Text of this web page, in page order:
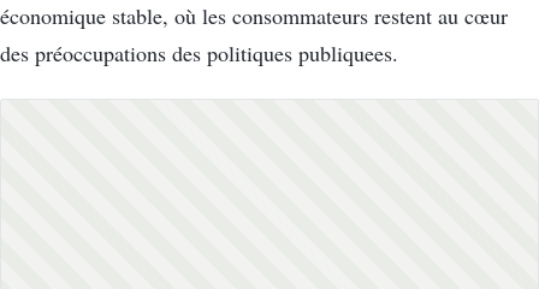
économique stable, où les consommateurs restent au cœur
des préoccupations des politiques publiquees.